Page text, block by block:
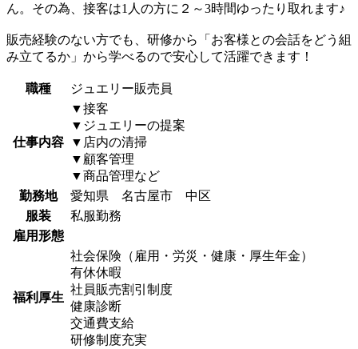
ん。その為、接客は1人の方に２～3時間ゆったり取れます♪
販売経験のない方でも、研修から「お客様との会話をどう組
み立てるか」から学べるので安心して活躍できます！
職種 ジュエリー販売員
仕事内容
▼接客
▼ジュエリーの提案
▼店内の清掃
▼顧客管理
▼商品管理など
勤務地
愛知県 名古屋市 中区
服装
私服勤務
雇用形態
福利厚生
社会保険（雇用・労災・健康・厚生年金）
有休休暇
社員販売割引制度
健康診断
交通費支給
研修制度充実